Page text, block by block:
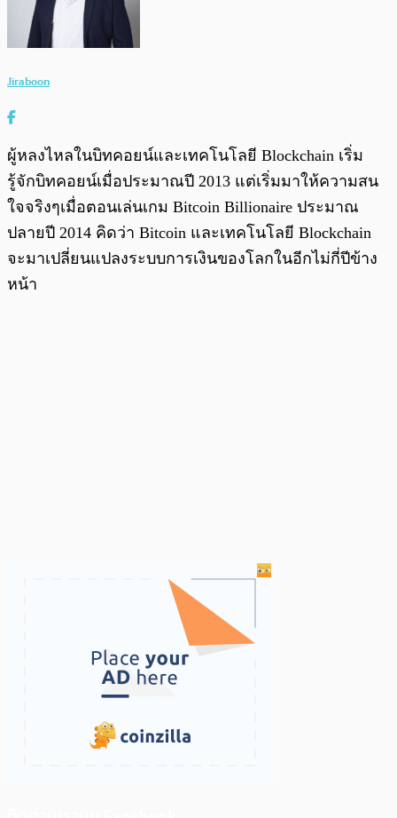
Jiraboon
ผู้หลงไหลในบิทคอยน์และเทคโนโลยี Blockchain เริ่ม
รู้จักบิทคอยน์เมื่อประมาณปี 2013 แต่เริ่มมาให้ความสน
ใจจริงๆเมื่อตอนเล่นเกม Bitcoin Billionaire ประมาณ
ปลายปี 2014 คิดว่า Bitcoin และเทคโนโลยี Blockchain
จะมาเปลี่ยนแปลงระบบการเงินของโลกในอีกไม่กี่ปีข้าง
หน้า